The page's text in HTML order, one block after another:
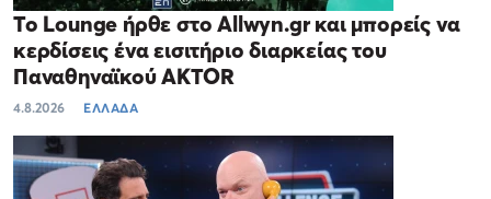
Το Lounge ήρθε στο Allwyn.gr και μπορείς να
κερδίσεις ένα εισιτήριο διαρκείας του
Παναθηναϊκού AKTOR
4.8.2026 ΕΛΛΑΔΑ